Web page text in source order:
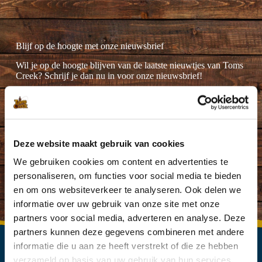
Deze website maakt gebruik van cookies
We gebruiken cookies om content en advertenties te
personaliseren, om functies voor social media te bieden
en om ons websiteverkeer te analyseren. Ook delen we
informatie over uw gebruik van onze site met onze
partners voor social media, adverteren en analyse. Deze
partners kunnen deze gegevens combineren met andere
informatie die u aan ze heeft verstrekt of die ze hebben
Blijf op de hoogte met onze nieuwsbrief
Wil je op de hoogte blijven van de laatste nieuwtjes van Toms
Creek? Schrijf je dan nu in voor onze nieuwsbrief!
Ik ga akkoord met deprivacyverklaring.(Vereist)